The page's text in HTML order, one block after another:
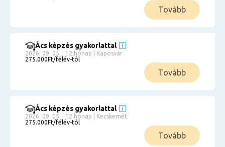
Tovább
Ács képzés gyakorlattal
2026. 09. 05. | 12 hónap | Kaposvár
275.000Ft/félév-tól
Tovább
Ács képzés gyakorlattal
2026. 09. 05. | 12 hónap | Kecskemét
275.000Ft/félév-tól
Tovább